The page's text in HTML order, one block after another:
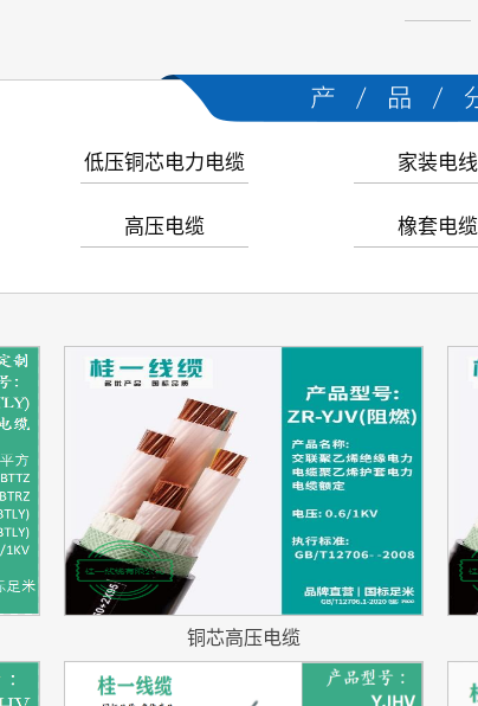
低压铜芯电力电缆 家装电线
高压电缆 橡套电缆
铜芯高压电缆